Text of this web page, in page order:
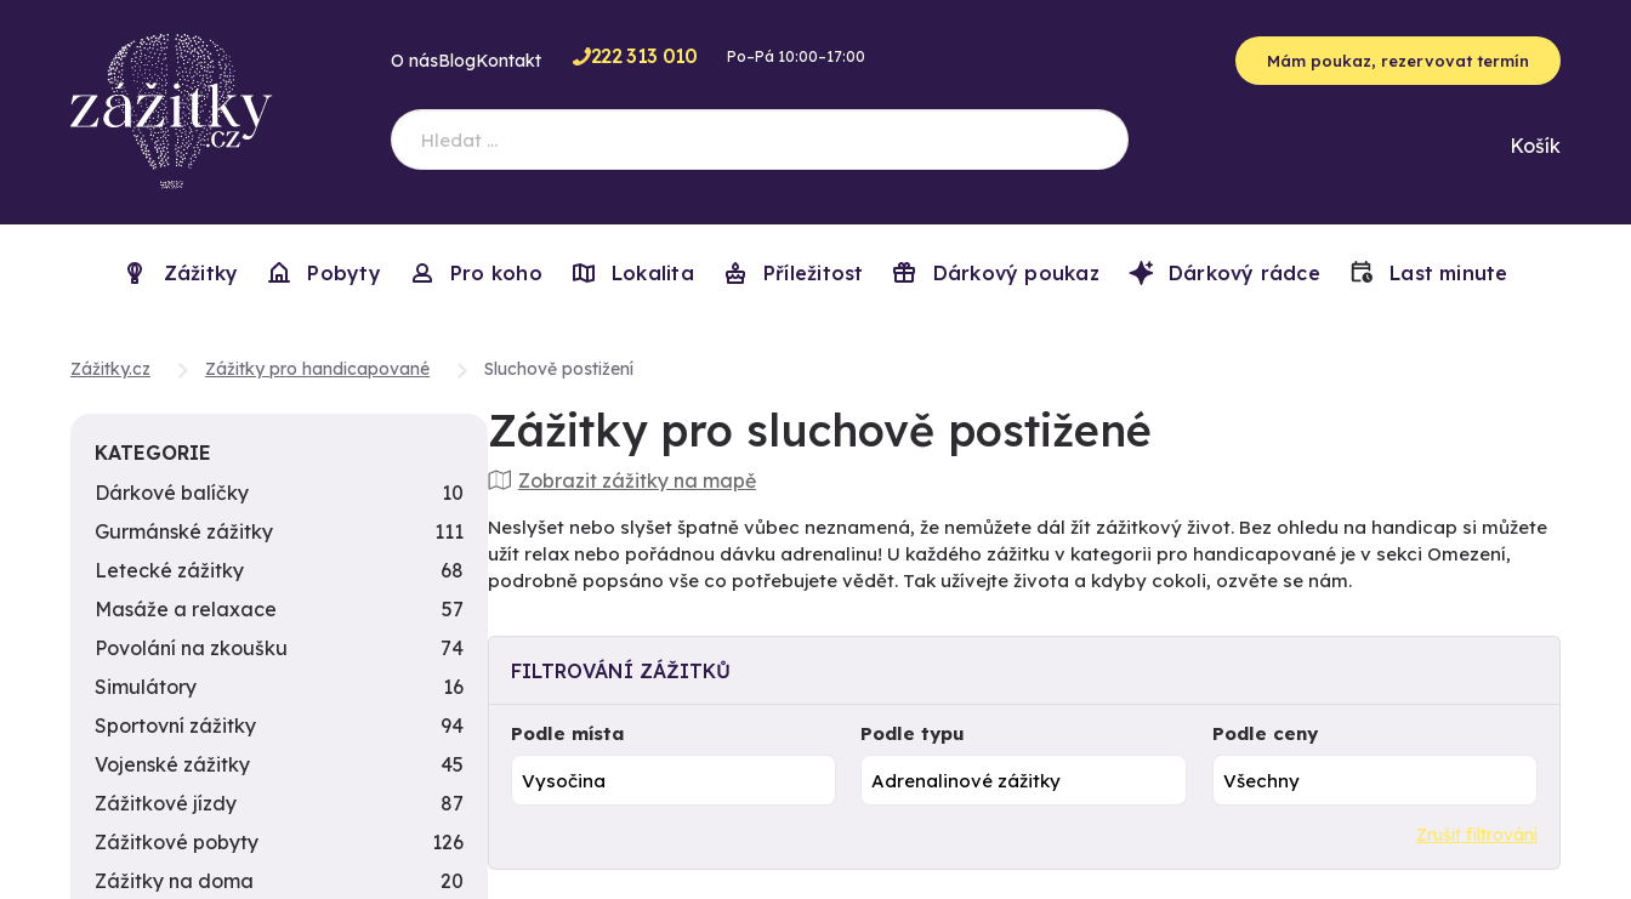
O násBlogKontakt 222 313 010 Po–Pá 10:00–17:00 Mám poukaz, rezervovat termín
Košík
Zážitky Pobyty Pro koho Lokalita Příležitost Dárkový poukaz Dárkový rádce Last minute
Zážitky.cz Zážitky pro handicapované Sluchově postižení
Zážitky pro sluchově postižené
Zobrazit zážitky na mapě
Neslyšet nebo slyšet špatně vůbec neznamená, že nemůžete dál žít zážitkový život. Bez ohledu na handicap si můžete
užít relax nebo pořádnou dávku adrenalinu! U každého zážitku v kategorii pro handicapované je v sekci Omezení,
podrobně popsáno vše co potřebujete vědět. Tak užívejte života a kdyby cokoli, ozvěte se nám.
FILTROVÁNÍ ZÁŽITKŮ
Podle místa Podle typu Podle ceny
Zrušit filtrování
KATEGORIE
Dárkové balíčky
10
Gurmánské zážitky
111
Letecké zážitky
68
Masáže a relaxace
57
Povolání na zkoušku
74
Simulátory
16
Sportovní zážitky
94
Vojenské zážitky
45
Zážitkové jízdy
87
Zážitkové pobyty
126
Zážitky na doma
20